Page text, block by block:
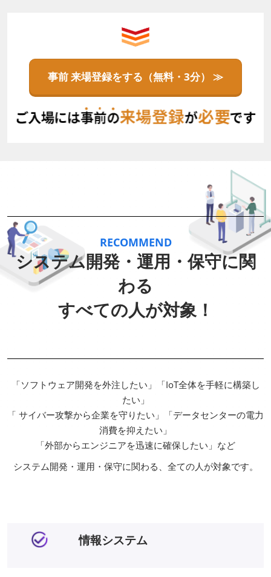
事前 来場登録をする（無料・3分） ≫
RECOMMEND
システム開発・運用・保守に関
わる
すべての人が対象！
「ソフトウェア開発を外注したい」「IoT全体を手軽に構築し
たい」
「 サイバー攻撃から企業を守りたい」「データセンターの電力
消費を抑えたい」
「外部からエンジニアを迅速に確保したい」など
システム開発・運用・保守に関わる、全ての人が対象です。
情報システム